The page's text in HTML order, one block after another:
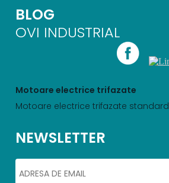
BLOG
OVI INDUSTRIAL
Motoare electrice trifazate
Motoare electrice trifazate standard
NEWSLETTER